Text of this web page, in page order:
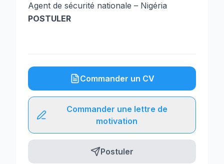
Agent de sécurité nationale – Nigéria
POSTULER
Commander un CV
Commander une lettre de
motivation
Postuler